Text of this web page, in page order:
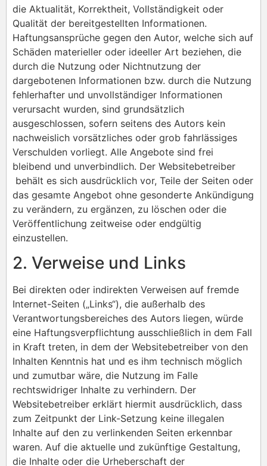
die Aktualität, Korrektheit, Vollständigkeit oder
Qualität der bereitgestellten Informationen.
Haftungsansprüche gegen den Autor, welche sich auf
Schäden materieller oder ideeller Art beziehen, die
durch die Nutzung oder Nichtnutzung der
dargebotenen Informationen bzw. durch die Nutzung
fehlerhafter und unvollständiger Informationen
verursacht wurden, sind grundsätzlich
ausgeschlossen, sofern seitens des Autors kein
nachweislich vorsätzliches oder grob fahrlässiges
Verschulden vorliegt. Alle Angebote sind frei
bleibend und unverbindlich. Der Websitebetreiber
behält es sich ausdrücklich vor, Teile der Seiten oder
das gesamte Angebot ohne gesonderte Ankündigung
zu verändern, zu ergänzen, zu löschen oder die
Veröffentlichung zeitweise oder endgültig
einzustellen.
2. Verweise und Links
Bei direkten oder indirekten Verweisen auf fremde
Internet-Seiten („Links“), die außerhalb des
Verantwortungsbereiches des Autors liegen, würde
eine Haftungsverpflichtung ausschließlich in dem Fall
in Kraft treten, in dem der Websitebetreiber von den
Inhalten Kenntnis hat und es ihm technisch möglich
und zumutbar wäre, die Nutzung im Falle
rechtswidriger Inhalte zu verhindern. Der
Websitebetreiber erklärt hiermit ausdrücklich, dass
zum Zeitpunkt der Link-Setzung keine illegalen
Inhalte auf den zu verlinkenden Seiten erkennbar
waren. Auf die aktuelle und zukünftige Gestaltung,
die Inhalte oder die Urheberschaft der